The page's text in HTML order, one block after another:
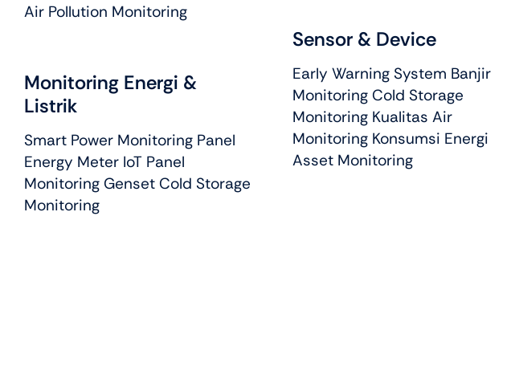
Air Pollution Monitoring
Monitoring Energi &
Listrik
Smart Power Monitoring Panel
Energy Meter IoT Panel
Monitoring Genset Cold Storage
Monitoring
Sensor & Device
Early Warning System Banjir
Monitoring Cold Storage
Monitoring Kualitas Air
Monitoring Konsumsi Energi
Asset Monitoring